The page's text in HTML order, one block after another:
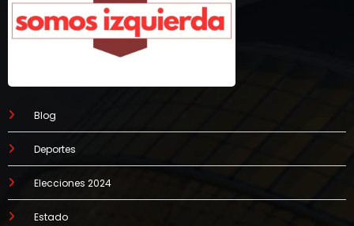
Blog
Deportes
Elecciones 2024
Estado